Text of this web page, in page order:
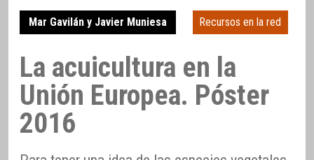
Mar Gavilán y Javier Muniesa Recursos en la red
La acuicultura en la
Unión Europea. Póster
2016